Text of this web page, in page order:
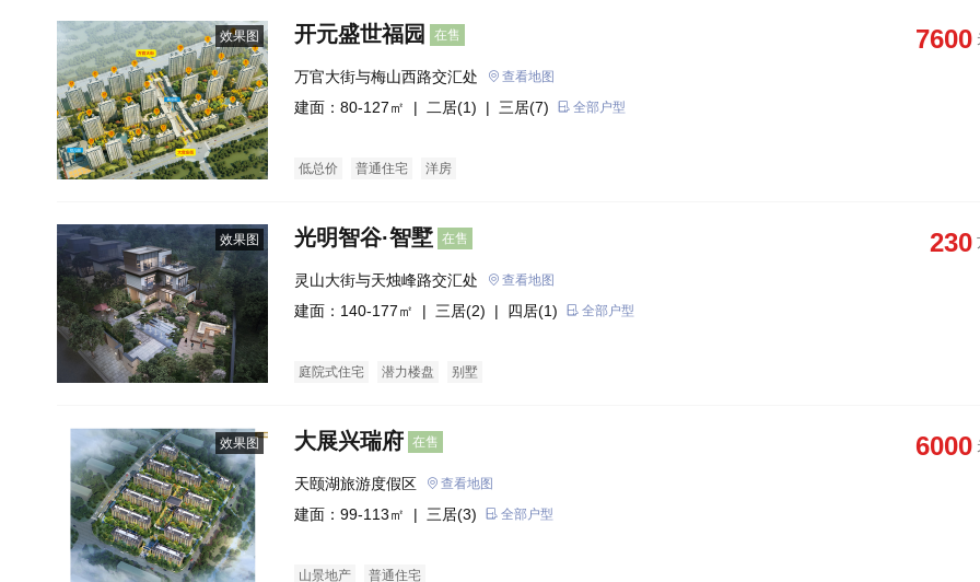
效果图 开元盛世福园 在售 7600
万官大街与梅山西路交汇处 查看地图
建面：80-127㎡ | 二居(1) | 三居(7) 全部户型
低总价 普通住宅 洋房
效果图 光明智谷·智墅 在售 230
灵山大街与天烛峰路交汇处 查看地图
建面：140-177㎡ | 三居(2) | 四居(1) 全部户型
庭院式住宅 潜力楼盘 别墅
效果图 大展兴瑞府 在售 6000
天颐湖旅游度假区 查看地图
建面：99-113㎡ | 三居(3) 全部户型
山景地产 普通住宅